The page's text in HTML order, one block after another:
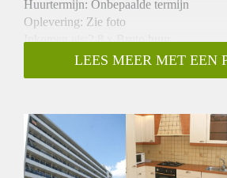
Huurtermijn: Onbepaalde termijn
Oplevering: Zie foto
Inkomen eis:2,8 x Bruto huur
Garantiestelling mogelijk: Ja
Borg: 1 Maand
Huisdieren toegestaan: Afhankelijk van
Huurtoeslag grens: Nee
Geschikt voor studenten: Afhankelijk
LEES MEER MET EEN